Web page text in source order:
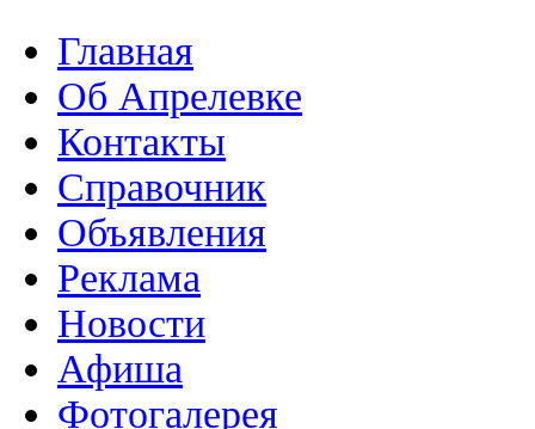
Главная
Об Апрелевке
Контакты
Справочник
Объявления
Реклама
Новости
Афиша
Фотогалерея